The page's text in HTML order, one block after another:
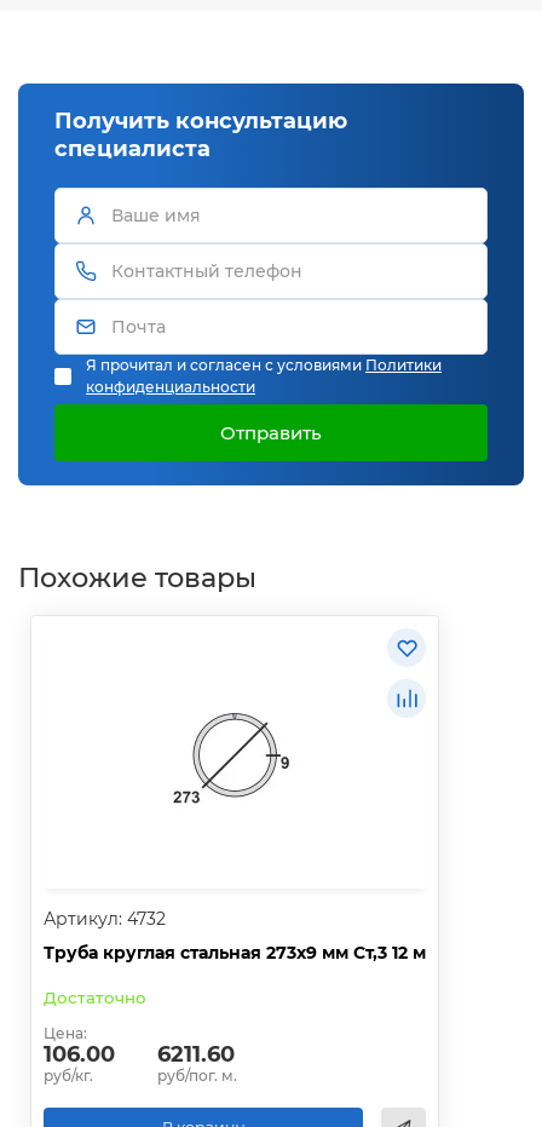
Получить консультацию
специалиста
Я прочитал и согласен с условиями Политики
конфиденциальности
Отправить
Похожие товары
Артикул: 4732
Труба круглая стальная 273х9 мм Ст,3 12 м
Достаточно
Цена:
106.00
руб/кг.
6211.60
руб/пог. м.